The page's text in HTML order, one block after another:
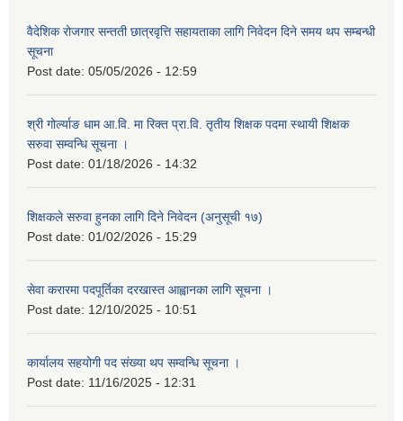
वैदेशिक रोजगार सन्तती छात्रवृत्ति सहायताका लागि निवेदन दिने समय थप सम्बन्धी
सूचना
Post date: 05/05/2026 - 12:59
श्री गोर्ल्याङ धाम आ.वि. मा रिक्त प्रा.वि. तृतीय शिक्षक पदमा स्थायी शिक्षक
सरुवा सम्वन्धि सूचना ।
Post date: 01/18/2026 - 14:32
शिक्षकले सरुवा हुनका लागि दिने निवेदन (अनुसूची १७)
Post date: 01/02/2026 - 15:29
सेवा करारमा पदपूर्तिका दरखास्त आह्वानका लागि सूचना ।
Post date: 12/10/2025 - 10:51
कार्यालय सहयोगी पद संख्या थप सम्वन्धि सूचना ।
Post date: 11/16/2025 - 12:31